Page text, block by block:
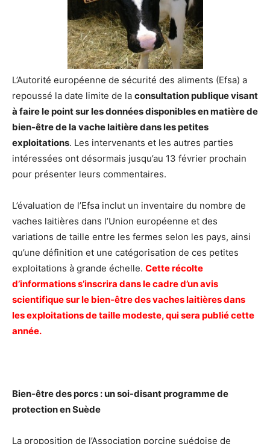
L’Autorité européenne de sécurité des aliments (Efsa) a
repoussé la date limite de la consultation publique visant
à faire le point sur les données disponibles en matière de
bien-être de la vache laitière dans les petites
exploitations. Les intervenants et les autres parties
intéressées ont désormais jusqu’au 13 février prochain
pour présenter leurs commentaires.
L’évaluation de l’Efsa inclut un inventaire du nombre de
vaches laitières dans l’Union européenne et des
variations de taille entre les fermes selon les pays, ainsi
qu’une définition et une catégorisation de ces petites
exploitations à grande échelle. Cette récolte
d’informations s’inscrira dans le cadre d’un avis
scientifique sur le bien-être des vaches laitières dans
les exploitations de taille modeste, qui sera publié cette
année.
Bien-être des porcs : un soi-disant programmede
protection en Suède
La proposition de l’Association porcine suédoise de